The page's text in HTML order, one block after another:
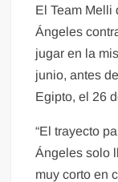
El Team Melli
Ángeles
jugar en la
junio, antes
Egipto, el 26
“El trayecto
Ángeles solo
muy corto en